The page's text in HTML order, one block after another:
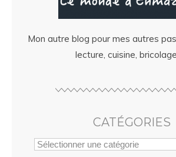
Mon autre blog pour mes autres
lecture, cuisine, bricolage
CATÉGORIES